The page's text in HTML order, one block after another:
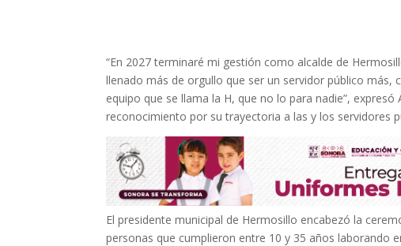
“En 2027 terminaré mi gestión como alcalde de
llenado más de orgullo que ser un servidor público
equipo que se llama la H, que no lo para nadie”,
reconocimiento por su trayectoria a las y los servidores
El presidente municipal de Hermosillo encabezó la
personas que cumplieron entre 10 y 35 años laborando